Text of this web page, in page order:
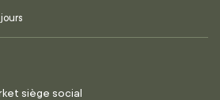
siège social